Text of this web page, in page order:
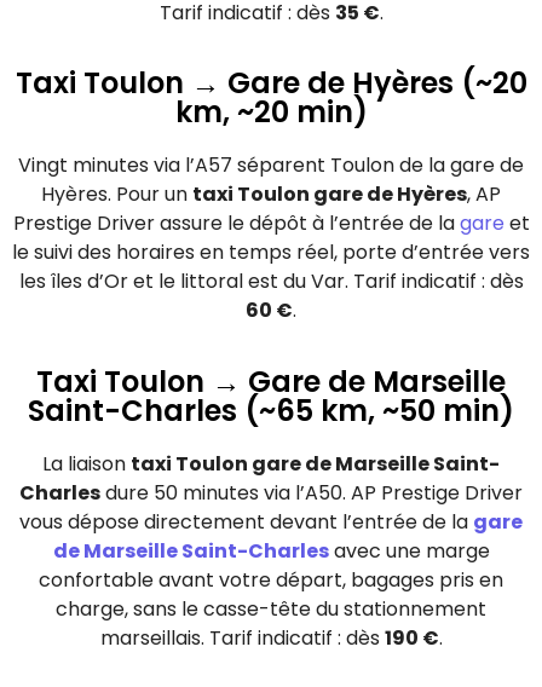
Tarif indicatif : dès 35 €.
Taxi Toulon → Gare de Hyères (~20
km, ~20 min)
Vingt minutes via l’A57 séparent Toulon de la gare de
Hyères. Pour un taxi Toulon gare de Hyères, AP
Prestige Driver assure le dépôt à l’entrée de lagare et
le suivi des horaires en temps réel, porte d’entrée vers
les îles d’Or et le littoral est du Var. Tarif indicatif : dès
60 €.
Taxi Toulon → Gare de Marseille
Saint-Charles (~65 km, ~50 min)
La liaison taxi Toulon gare de Marseille Saint-
Charlesdure 50 minutes via l’A50. AP Prestige Driver
vous dépose directement devant l’entrée de la gare
de Marseille Saint-Charlesavec une marge
confortable avant votre départ, bagages pris en
charge, sans le casse-tête du stationnement
marseillais. Tarif indicatif : dès 190 €.